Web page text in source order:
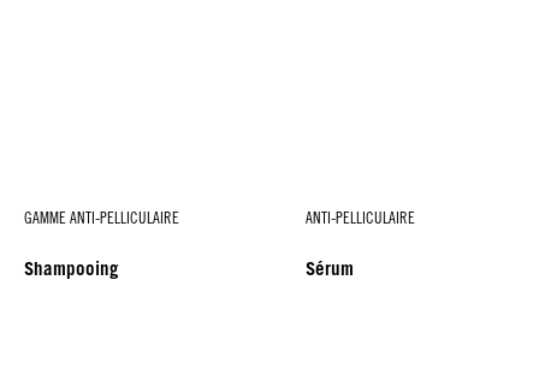
GAMME ANTI-PELLICULAIRE
Shampooing
ANTI-PELLICULAIRE
Sérum